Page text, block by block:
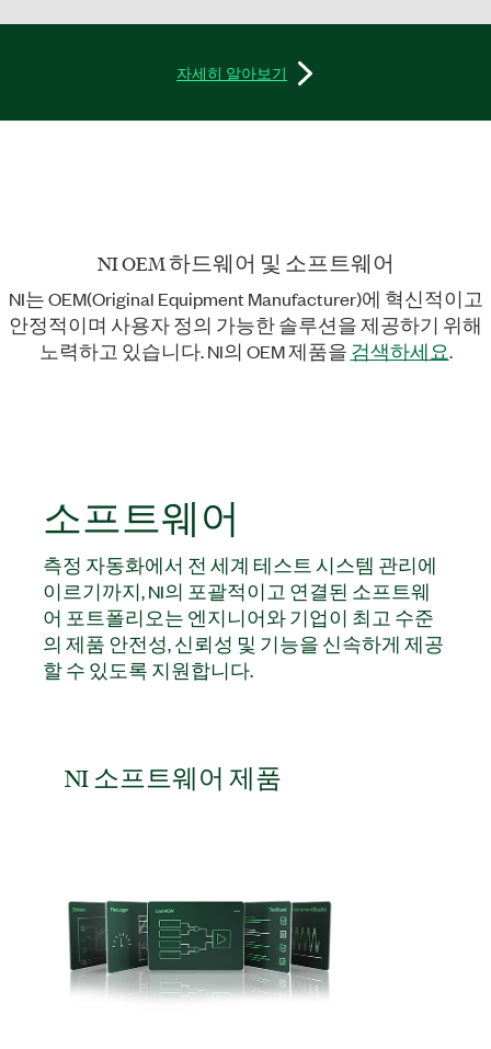
자세히 알아보기
NI OEM 하드웨어 및 소프트웨어
NI는 OEM(Original Equipment Manufacturer)에 혁신적이고
안정적이며 사용자 정의 가능한 솔루션을 제공하기 위해
노력하고 있습니다. NI의 OEM 제품을 검색하세요.
소프트웨어
측정 자동화에서 전 세계 테스트 시스템 관리에
이르기까지, NI의 포괄적이고 연결된 소프트웨
어 포트폴리오는 엔지니어와 기업이 최고 수준
의 제품 안전성, 신뢰성 및 기능을 신속하게 제공
할 수 있도록 지원합니다.
NI 소프트웨어 제품